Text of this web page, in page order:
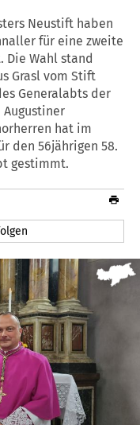
Neustift haben
für eine zweite
Die Wahl stand
Grasl vom Stift
Generalabts der
hat im
den 56jährigen 58.
gestimmt.